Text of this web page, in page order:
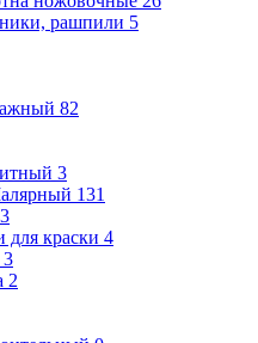
рашпили 5
82
3
131
для краски 4
3
2